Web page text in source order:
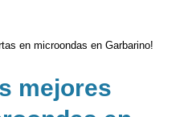
en microondas en Garbarino!
mejores